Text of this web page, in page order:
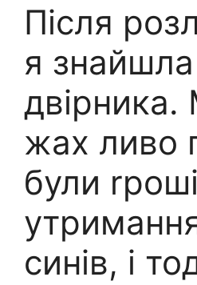
Після
я
двірника.
жах ливо
були
синів, і